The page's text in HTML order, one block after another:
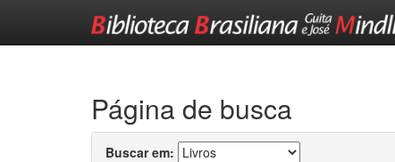
Página de busca
Buscar em: